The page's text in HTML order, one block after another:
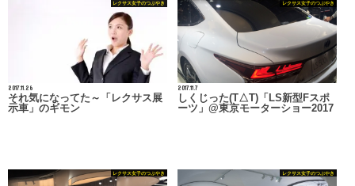
レクサス女子のつぶやき
2017.11.26
それ気になってた～「レクサス展
示車」のギモン
レクサス女子のつぶやき
2017.11.7
しくじった(T△T)「LS新型Fスポ
ーツ」@東京モーターショー2017
レクサス女子のつぶやき レクサス女子のつぶやき